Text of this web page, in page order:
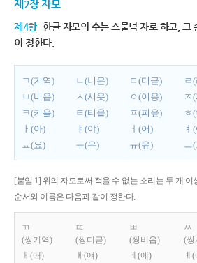
제2장 자모
제4항 한글 자모의 수는 스물넉 자로 하고, 그
이 정한다.
ㄱ(기역) ㄴ(니은) ㄷ(디귿) ㄹ
ㅂ(비읍)
ㅅ(시옷) ㅇ(이응) ㅈ
ㅋ(키읔)
ㅌ(티읕) ㅍ(피읖)
ㅎ
ㅏ(아)
ㅑ(야) ㅓ(어) ㅕ
ㅛ(요)
ㅜ(우) ㅠ(유) ㅡ
[붙임 1] 위의 자모로써 적을 수 없는 소리는 두 개
순서와 이름은 다음과 같이 정한다.
ㄲ
(쌍기역)
ㄸ
(쌍디귿)
ㅃ
(쌍비읍)
ㅆ
(쌍
ㅐ(애)
ㅒ(얘) ㅔ(에) ㅖ